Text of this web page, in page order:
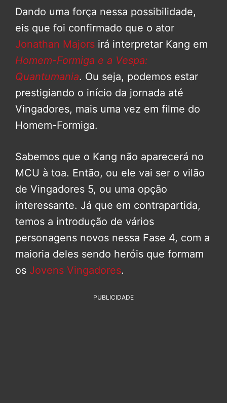
Dando uma força nessa possibilidade,
eis que foi confirmado que o ator
Jonathan Majors irá interpretar Kang em
Homem-Formiga e a Vespa:
Quantumania. Ou seja, podemos estar
prestigiando o início da jornada até
Vingadores, mais uma vez em filme do
Homem-Formiga.
Sabemos que o Kang não aparecerá no
MCU à toa. Então, ou ele vai ser o vilão
de Vingadores 5, ou uma opção
interessante. Já que em contrapartida,
temos a introdução de vários
personagens novos nessa Fase 4, com a
maioria deles sendo heróis que formam
os Jovens Vingadores.
PUBLICIDADE